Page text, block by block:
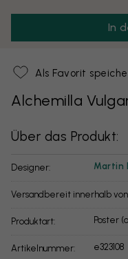
In
Als Favorit
Alchemilla
Über das Produkt:
Designer: Martin
Versandbereit innerhalb
Produktart: Poster
Artikelnummer: e323108